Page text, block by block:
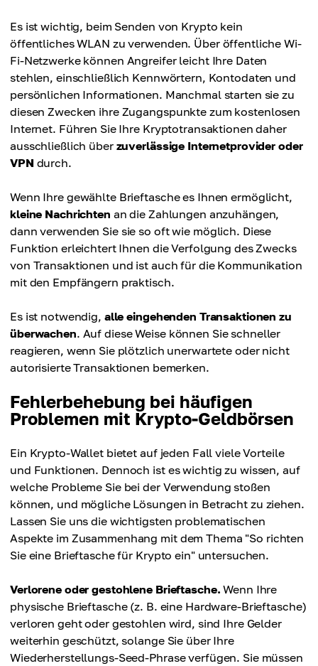
Es ist wichtig, beim Senden von Krypto kein
öffentliches WLAN zu verwenden. Über öffentliche Wi-
Fi-Netzwerke können Angreifer leicht Ihre Daten
stehlen, einschließlich Kennwörtern, Kontodaten und
persönlichen Informationen. Manchmal starten sie zu
diesen Zwecken ihre Zugangspunkte zum kostenlosen
Internet. Führen Sie Ihre Kryptotransaktionen daher
ausschließlich über zuverlässige Internetprovider oder
VPN durch.
Wenn Ihre gewählte Brieftasche es Ihnen ermöglicht,
kleine Nachrichten an die Zahlungen anzuhängen,
dann verwenden Sie sie so oft wie möglich. Diese
Funktion erleichtert Ihnen die Verfolgung des Zwecks
von Transaktionen und ist auch für die Kommunikation
mit den Empfängern praktisch.
Es ist notwendig, alle eingehenden Transaktionen zu
überwachen. Auf diese Weise können Sie schneller
reagieren, wenn Sie plötzlich unerwartete oder nicht
autorisierte Transaktionen bemerken.
Fehlerbehebung bei häufigen
Problemen mit Krypto-Geldbörsen
Ein Krypto-Wallet bietet auf jeden Fall viele Vorteile
und Funktionen. Dennoch ist es wichtig zu wissen, auf
welche Probleme Sie bei der Verwendung stoßen
können, und mögliche Lösungen in Betracht zu ziehen.
Lassen Sie uns die wichtigsten problematischen
Aspekte im Zusammenhang mit dem Thema "So richten
Sie eine Brieftasche für Krypto ein" untersuchen.
Verlorene oder gestohlene Brieftasche. Wenn Ihre
physische Brieftasche (z. B. eine Hardware-Brieftasche)
verloren geht oder gestohlen wird, sind Ihre Gelder
weiterhin geschützt, solange Sie über Ihre
Wiederherstellungs-Seed-Phrase verfügen. Sie müssen